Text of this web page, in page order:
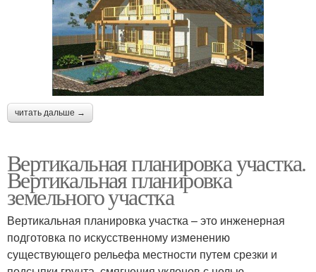
читать дальше →
Вертикальная планировка участка.
Вертикальная планировка
земельного участка
Вертикальная планировка участка – это инженерная
подготовка по искусственному изменению
существующего рельефа местности путем срезки и